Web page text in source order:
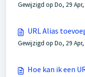
Gewijzigd op Do, 29
URL Alias
Gewijzigd op Do, 29
Hoe kan ik een